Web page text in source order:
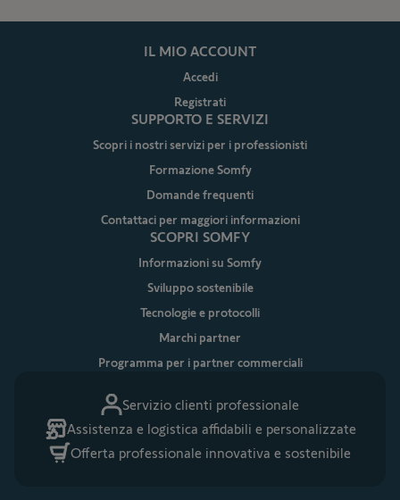
Servizio clienti professionale
Assistenza e logistica affidabili e personalizzate
Offerta professionale innovativa e sostenibile
IL MIO ACCOUNT
Accedi
Registrati
SUPPORTO E SERVIZI
Scopri i nostri servizi per i professionisti
Formazione Somfy
Domande frequenti
Contattaci per maggiori informazioni
SCOPRI SOMFY
Informazioni su Somfy
Sviluppo sostenibile
Tecnologie e protocolli
Marchi partner
Programma per i partner commerciali